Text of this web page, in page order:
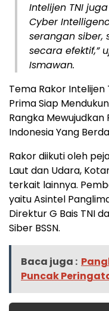
Intelijen TNI
Cyber
serangan siber,
secara efektif,”
Ismawan.
Tema Rakor Intelijen
Prima Siap
Rangka
Indonesia Yang
Rakor diikuti oleh
Laut dan Udara,
terkait lainnya.
yaitu Asintel
Direktur G Bais TNI
Siber BSSN.
Baca juga :
Puncak